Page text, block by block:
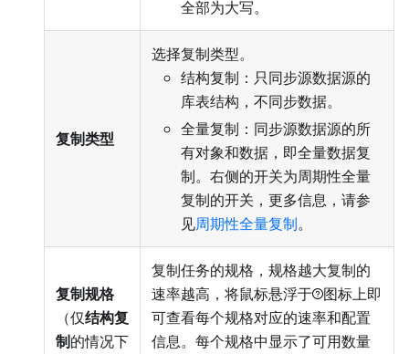
全部为大写。
复制类型
选择复制类型。
结构复制：只同步源数据源的
库表结构，不同步数据。
全量复制：同步源数据源的所
有对象和数据，即全量数据复
制。右侧的开关为周期性全量
复制的开关，更多信息，请参
见周期性全量复制。
复制规格
（仅结构复
制的情况下
复制任务的规格，规格越大复制的
速率越高，将鼠标悬浮于 图标上即
可查看每个规格对应的速率和配置
信息。每个规格中显示了可用数量